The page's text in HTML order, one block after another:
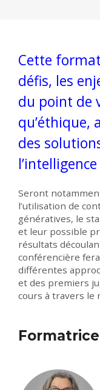
Cette
défis, les
du point de
qu’éthique,
des
Seront
l’utilisation de
génératives, le
et leur possible
résultats
conférencière
différentes
et des premiers
cours à travers le
Formatrice